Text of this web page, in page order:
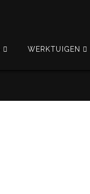
WERKTUIGEN